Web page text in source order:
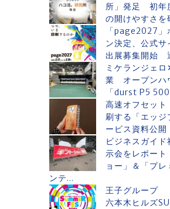
所」発足 初年
の開けやすさを
「page2027」
ン決定、公式サ
出展募集開始
ミケランジェ
業 オープンハ
「durst P5
高速オフセッ
刷する「エッ
ービス資料公
ビジネスガイ
示会をレポー
ョー」＆「プ
ンテ...
王子グループ
六本木ヒルズ